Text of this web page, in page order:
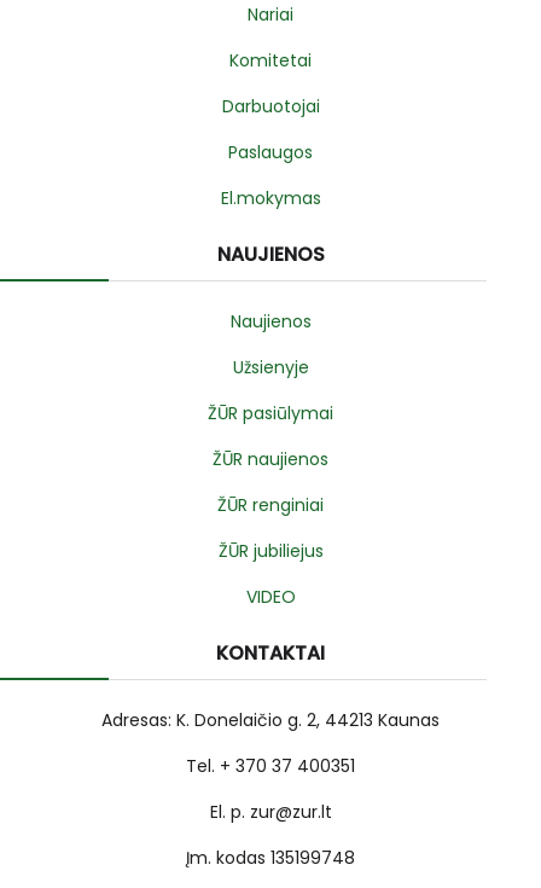
Nariai
Komitetai
Darbuotojai
Paslaugos
El.mokymas
NAUJIENOS
Naujienos
Užsienyje
ŽŪR pasiūlymai
ŽŪR naujienos
ŽŪR renginiai
ŽŪR jubiliejus
VIDEO
KONTAKTAI
Adresas: K. Donelaičio g. 2, 44213 Kaunas
Tel. + 370 37 400351
El. p. zur@zur.lt
Įm. kodas 135199748